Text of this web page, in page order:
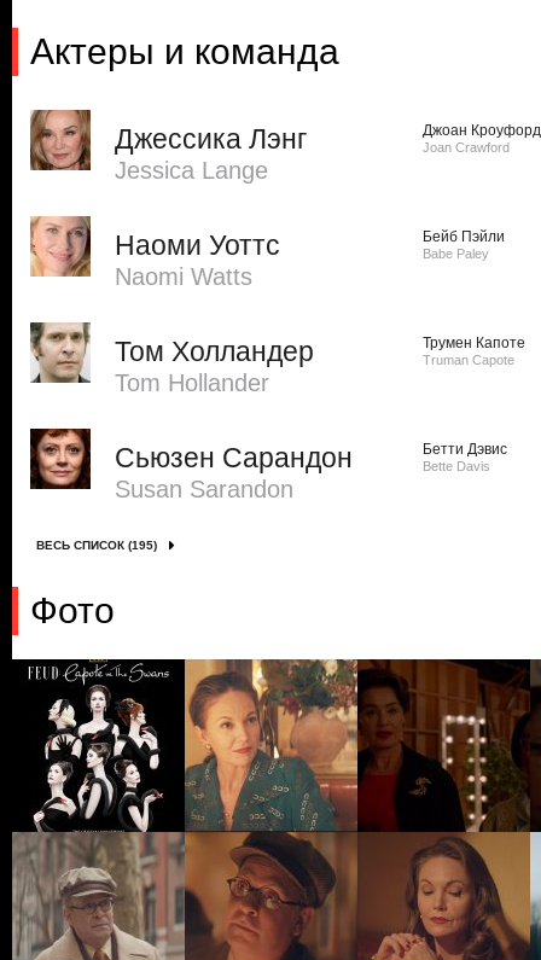
Актеры и команда
Джессика Лэнг
Jessica Lange
Джоан Кроуфорд
Joan Crawford
Наоми Уоттс
Naomi Watts
Бейб Пэйли
Babe Paley
Том Холландер
Tom Hollander
Трумен Капоте
Truman Capote
Сьюзен Сарандон
Susan Sarandon
Бетти Дэвис
Bette Davis
ВЕСЬ СПИСОК (195)
Фото